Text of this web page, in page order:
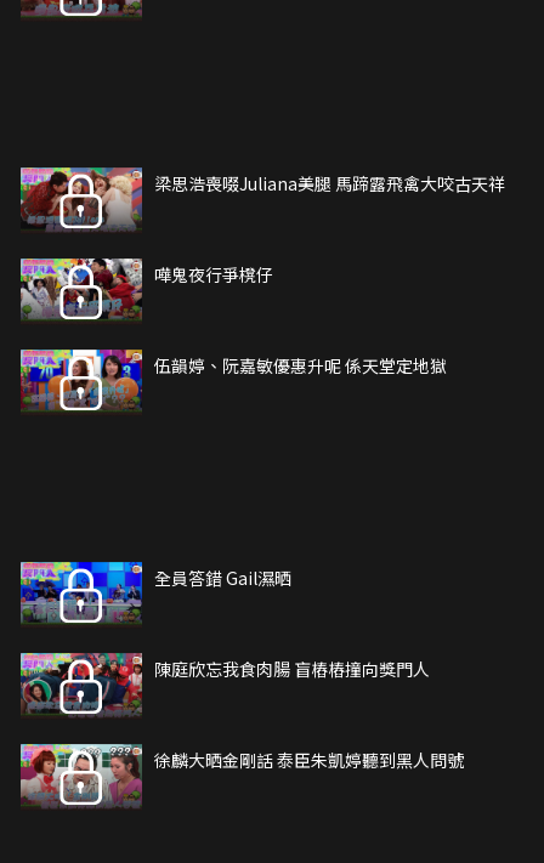
梁思浩喪啜Juliana美腿 馬蹄露飛禽大咬古天祥
嘩鬼夜行爭櫈仔
伍韻婷、阮嘉敏優惠升呢 係天堂定地獄
全員答錯 Gail濕晒
陳庭欣忘我食肉腸 盲樁樁撞向獎門人
徐麟大晒金剛話 泰臣朱凱婷聽到黑人問號